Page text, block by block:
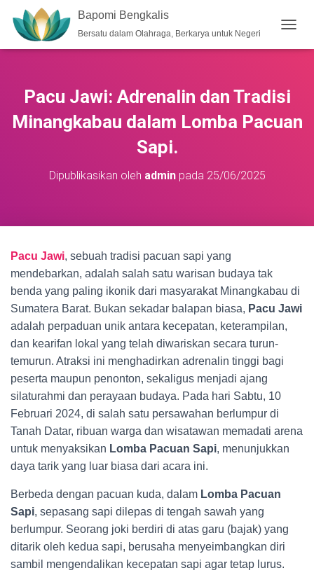
Bapomi Bengkalis
Bersatu dalam Olahraga, Berkarya untuk Negeri
O
L
E
A
Pacu Jawi: Adrenalin dan Tradisi
Minangkabau dalam Lomba Pacuan
Sapi.
Dipublikasikan oleh adminpada 25/06/2025
Pacu Jawi, sebuah tradisi pacuan sapi yang
mendebarkan, adalah salah satu warisan budaya tak
benda yang paling ikonik dari masyarakat Minangkabau di
Sumatera Barat. Bukan sekadar balapan biasa, Pacu Jawi
adalah perpaduan unik antara kecepatan, keterampilan,
dan kearifan lokal yang telah diwariskan secara turun-
temurun. Atraksi ini menghadirkan adrenalin tinggi bagi
peserta maupun penonton, sekaligus menjadi ajang
silaturahmi dan perayaan budaya. Pada hari Sabtu, 10
Februari 2024, di salah satu persawahan berlumpur di
Tanah Datar, ribuan warga dan wisatawan memadati arena
untuk menyaksikan Lomba Pacuan Sapi, menunjukkan
daya tarik yang luar biasa dari acara ini.
Berbeda dengan pacuan kuda, dalam Lomba Pacuan
Sapi, sepasang sapi dilepas di tengah sawah yang
berlumpur. Seorang joki berdiri di atas garu (bajak) yang
ditarik oleh kedua sapi, berusaha menyeimbangkan diri
sambil mengendalikan kecepatan sapi agar tetap lurus.